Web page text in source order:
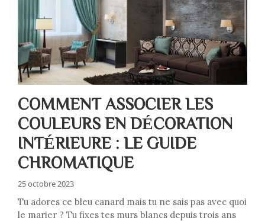
COMMENT ASSOCIER LES
COULEURS EN DÉCORATION
INTÉRIEURE : LE GUIDE
CHROMATIQUE
25 octobre 2023
Tu adores ce bleu canard mais tu ne sais pas avec quoi
le marier ? Tu fixes tes murs blancs depuis trois ans